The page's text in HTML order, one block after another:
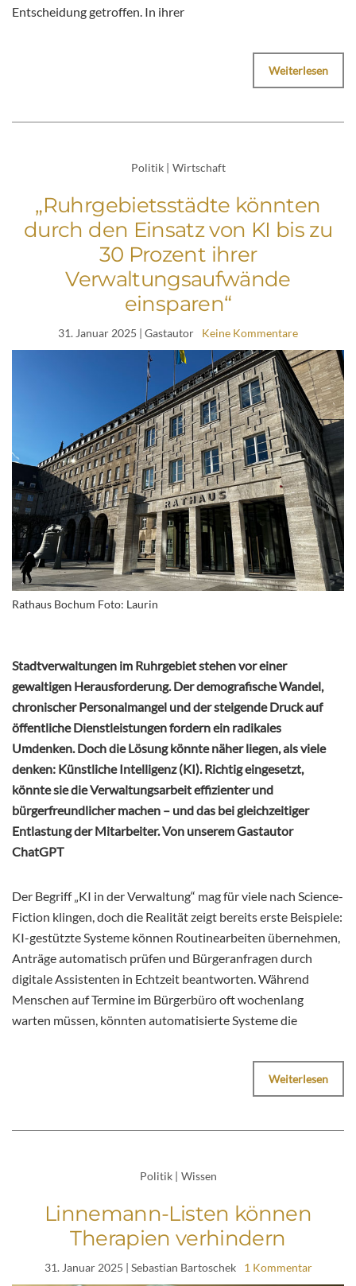
Entscheidung getroffen. In ihrer
Weiterlesen
Politik | Wirtschaft
„Ruhrgebietsstädte könnten
durch den Einsatz von KI bis zu
30 Prozent ihrer
Verwaltungsaufwände
einsparen“
31. Januar 2025 | Gastautor Keine Kommentare
Rathaus Bochum Foto: Laurin
Stadtverwaltungen im Ruhrgebiet stehen vor einer
gewaltigen Herausforderung. Der demografische Wandel,
chronischer Personalmangel und der steigende Druck auf
öffentliche Dienstleistungen fordern ein radikales
Umdenken. Doch die Lösung könnte näher liegen, als viele
denken: Künstliche Intelligenz (KI). Richtig eingesetzt,
könnte sie die Verwaltungsarbeit effizienter und
bürgerfreundlicher machen – und das bei gleichzeitiger
Entlastung der Mitarbeiter. Von unserem Gastautor
ChatGPT
Der Begriff „KI in der Verwaltung“ mag für viele nach Science-
Fiction klingen, doch die Realität zeigt bereits erste Beispiele:
KI-gestützte Systeme können Routinearbeiten übernehmen,
Anträge automatisch prüfen und Bürgeranfragen durch
digitale Assistenten in Echtzeit beantworten. Während
Menschen auf Termine im Bürgerbüro oft wochenlang
warten müssen, könnten automatisierte Systeme die
Weiterlesen
Politik | Wissen
Linnemann-Listen können
Therapien verhindern
31. Januar 2025 | Sebastian Bartoschek 1 Kommentar